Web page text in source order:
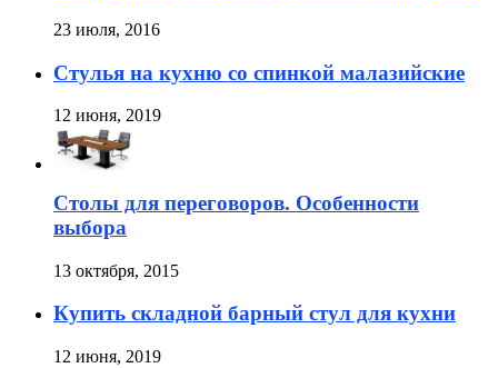
23 июля, 2016
Стулья на кухню со спинкой малазийские
12 июня, 2019
Столы для переговоров. Особенности
выбора
13 октября, 2015
Купить складной барный стул для кухни
12 июня, 2019